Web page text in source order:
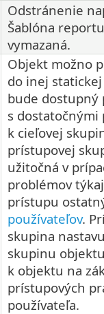
Odstránenie
Šablóna
vymazaná.
Objekt možno
do inej
bude dostupný
s dostatočnými
k cieľovej
prístupovej
užitočná v
problémov
prístupu
používateľov.
skupina
skupinu
k objektu na
prístupových
používateľa.